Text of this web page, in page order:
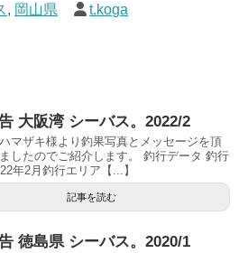
, 岡山県 t.koga
大阪湾 シーバス。2022/2
マザキ様より釣果写真とメッセージを頂
したのでご紹介します。 釣行データ 釣行
年2月釣行エリア【...】
記事を読む
徳島県 シーバス。2020/1